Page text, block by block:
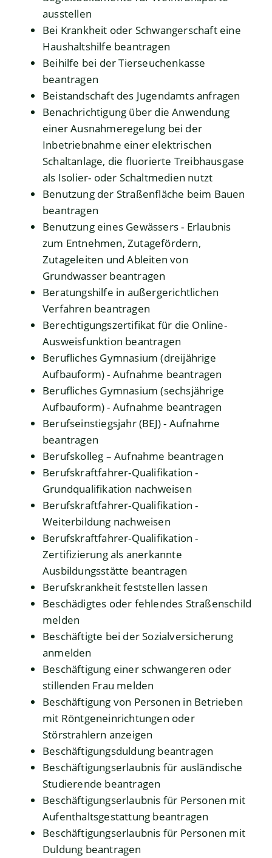
ausstellen
Bei Krankheit oder Schwangerschaft eine
Haushaltshilfe beantragen
Beihilfe bei der Tierseuchenkasse
beantragen
Beistandschaft des Jugendamts anfragen
Benachrichtigung über die Anwendung
einer Ausnahmeregelung bei der
Inbetriebnahme einer elektrischen
Schaltanlage, die fluorierte Treibhausgase
als Isolier- oder Schaltmedien nutzt
Benutzung der Straßenfläche beim Bauen
beantragen
Benutzung eines Gewässers - Erlaubnis
zum Entnehmen, Zutagefördern,
Zutageleiten und Ableiten von
Grundwasser beantragen
Beratungshilfe in außergerichtlichen
Verfahren beantragen
Berechtigungszertifikat für die Online-
Ausweisfunktion beantragen
Berufliches Gymnasium (dreijährige
Aufbauform) - Aufnahme beantragen
Berufliches Gymnasium (sechsjährige
Aufbauform) - Aufnahme beantragen
Berufseinstiegsjahr (BEJ) - Aufnahme
beantragen
Berufskolleg – Aufnahme beantragen
Berufskraftfahrer-Qualifikation -
Grundqualifikation nachweisen
Berufskraftfahrer-Qualifikation -
Weiterbildung nachweisen
Berufskraftfahrer-Qualifikation -
Zertifizierung als anerkannte
Ausbildungsstätte beantragen
Berufskrankheit feststellen lassen
Beschädigtes oder fehlendes Straßenschild
melden
Beschäftigte bei der Sozialversicherung
anmelden
Beschäftigung einer schwangeren oder
stillenden Frau melden
Beschäftigung von Personen in Betrieben
mit Röntgeneinrichtungen oder
Störstrahlern anzeigen
Beschäftigungsduldung beantragen
Beschäftigungserlaubnis für ausländische
Studierende beantragen
Beschäftigungserlaubnis für Personen mit
Aufenthaltsgestattung beantragen
Beschäftigungserlaubnis für Personen mit
Duldung beantragen